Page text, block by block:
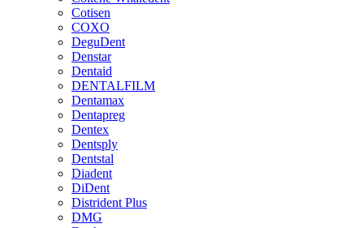
Cotisen
COXO
DeguDent
Denstar
Dentaid
DENTALFILM
Dentamax
Dentapreg
Dentex
Dentsply
Dentstal
Diadent
DiDent
Distrident Plus
DMG